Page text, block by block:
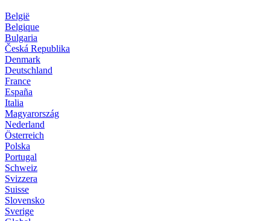
België
Belgique
Bulgaria
Česká Republika
Denmark
Deutschland
France
España
Italia
Magyarország
Nederland
Österreich
Polska
Portugal
Schweiz
Svizzera
Suisse
Slovensko
Sverige